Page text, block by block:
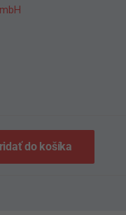
do košíka